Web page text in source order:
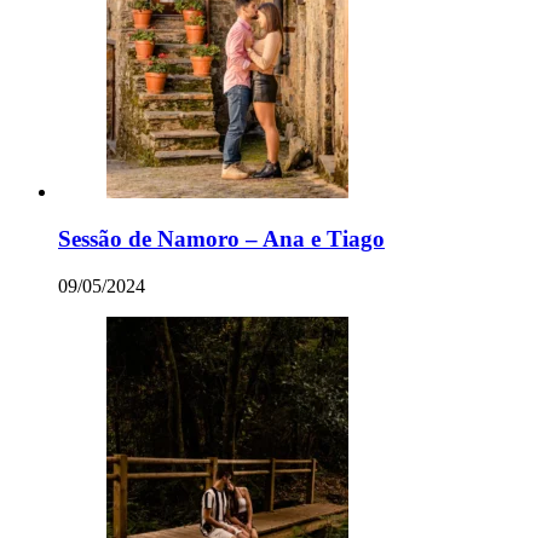
Sessão de Namoro – Ana e Tiago
09/05/2024